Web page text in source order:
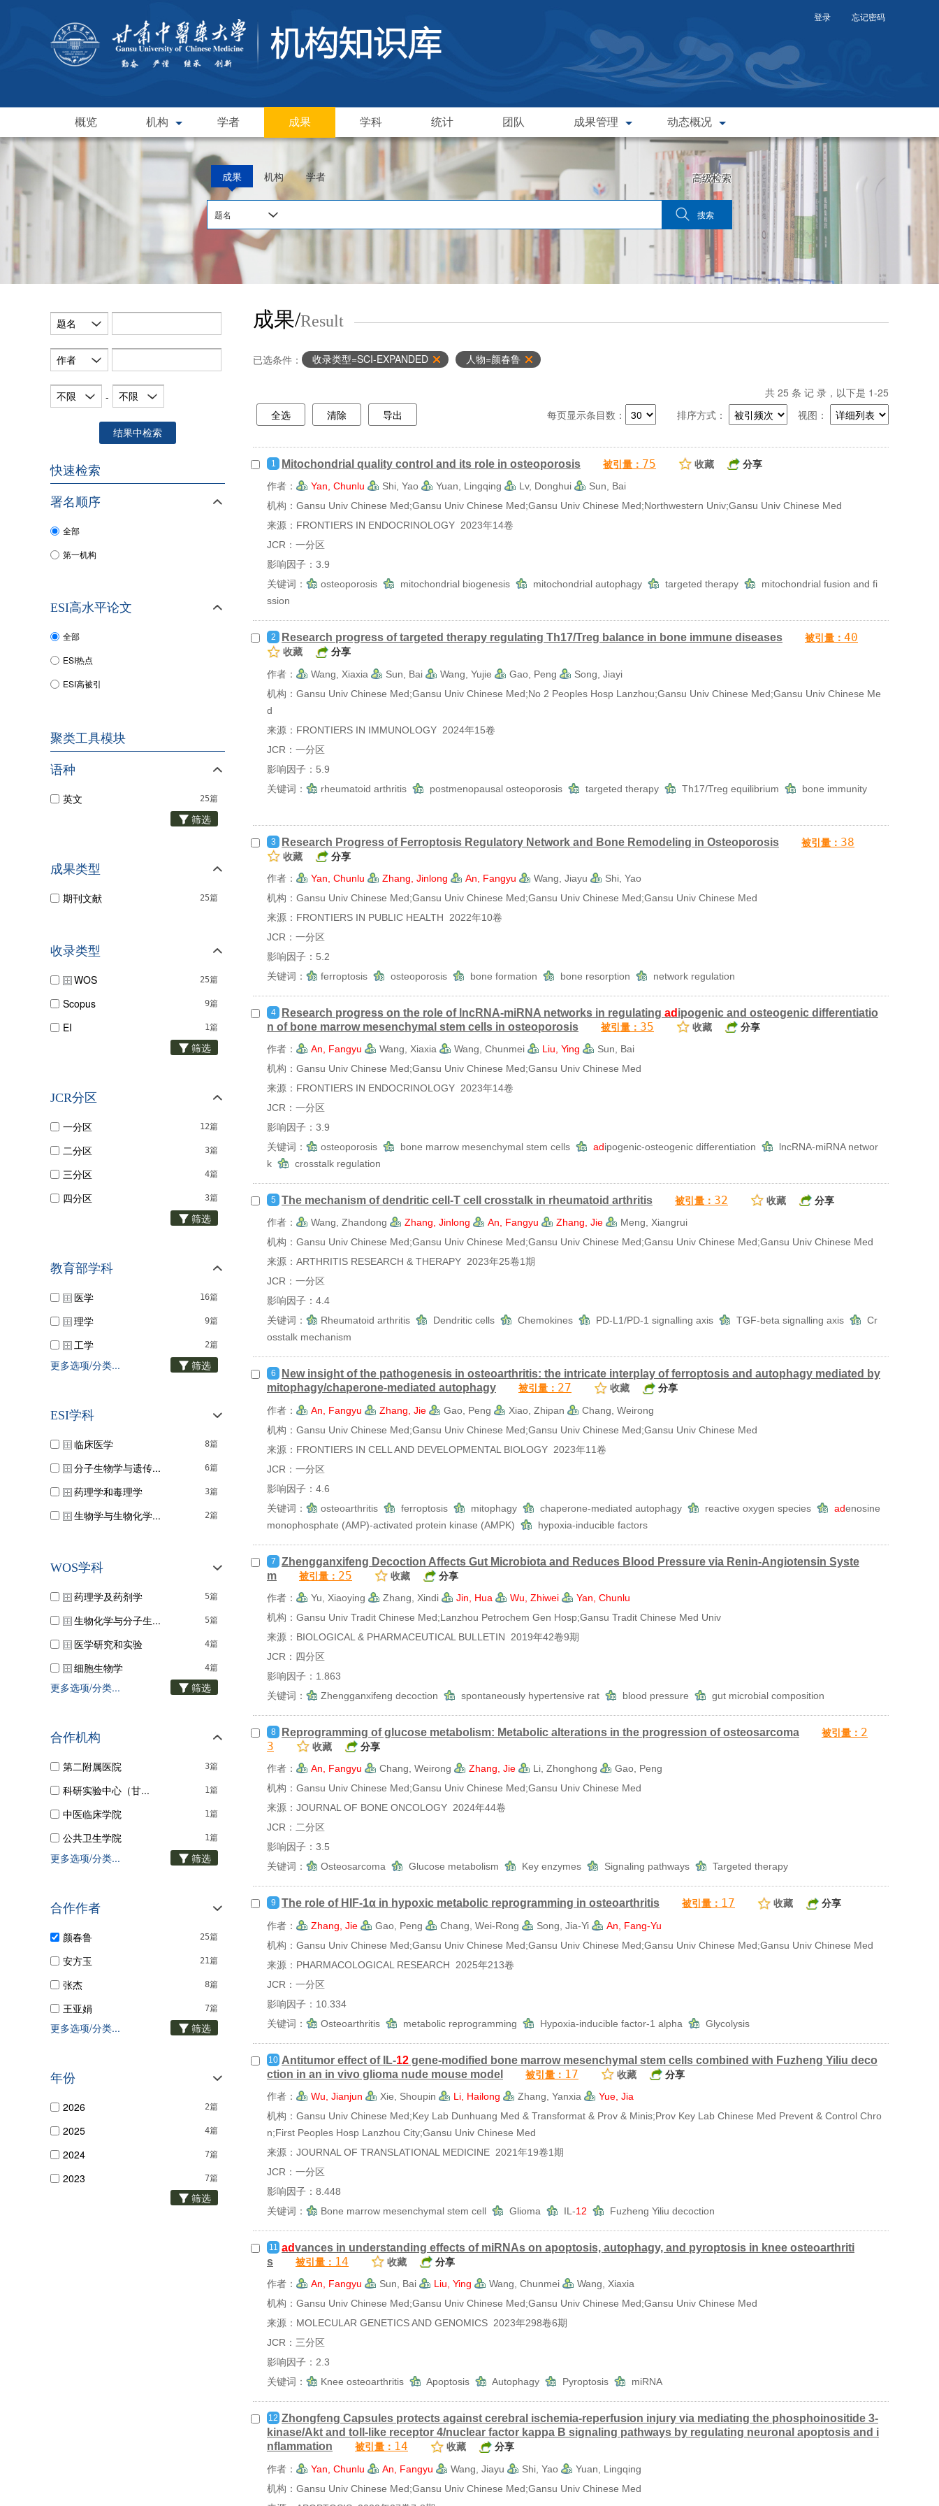
登录 忘记密码
概览 机构 学者 成果 学科 统计 团队 成果管理 动态概况
成果 机构 学者
题名
高级检索
题名
作者
不限 - 不限
结果中检索
快速检索
署名顺序
全部
第一机构
ESI高水平论文
全部
ESI热点
ESI高被引
聚类工具模块
语种
25篇
英文
筛选
成果类型
25篇
期刊文献
收录类型
25篇
WOS
9篇
Scopus
1篇
EI
筛选
JCR分区
12篇
一分区
3篇
二分区
4篇
三分区
3篇
四分区
筛选
教育部学科
16篇
医学
9篇
理学
2篇
工学
更多选项/分类...
筛选
ESI学科
8篇
临床医学
6篇
分子生物学与遗传...
3篇
药理学和毒理学
2篇
生物学与生物化学...
微生物学
WOS学科
5篇
药理学及药剂学
5篇
生物化学与分子生...
4篇
医学研究和实验
4篇
细胞生物学
3篇
免疫学
2篇
生物技术和应用微...
2篇
发育生理学
2篇
内分泌与代谢医学...
2篇
遗传学与遗传
1篇
解剖学与形态学
1篇
微生物学
1篇
风湿病学
化学，多学科
更多选项/分类... 筛选
合作机构
3篇
第二附属医院
1篇
科研实验中心（甘...
1篇
中医临床学院
1篇
公共卫生学院
更多选项/分类...
筛选
合作作者
25篇
颜春鲁
21篇
安方玉
8篇
张杰
7篇
王亚娟
7篇
王玉娟
7篇
王亚军
5篇
王军燕
5篇
刘永琦
5篇
金华
更多选项/分类... 筛选
年份
2篇
2026
4篇
2025
7篇
2024
7篇
2023
2篇
筛选
成果/Result
已选条件： 收录类型=SCI-EXPANDED 人物=颜春鲁
共 25 条 记 录，以下是 1-25
视图：
排序方式：
全选 清除 导出 每页显示条目数：
1 Mitochondrial quality control and its role in osteoporosis 被引量： 75 收藏
分享
作者：
Yan, Chunlu Shi, Yao Yuan, Lingqing Lv, Donghui
Sun, Bai
机构：Gansu Univ Chinese Med;Gansu Univ Chinese Med;Gansu Univ Chinese Med;Northwestern Univ;Gansu Univ Chinese Med
来源：FRONTIERS IN ENDOCRINOLOGY 2023年14卷
JCR：一分区
影响因子：3.9
关键词：
osteoporosis mitochondrial biogenesis mitochondrial autophagy targeted therapy
mitochondrial fusion and fi
ssion
2 Research progress of targeted therapy regulating Th17/Treg balance in bone immune diseases 被引量： 40
收藏
分享
作者：
Wang, Xiaxia Sun, Bai Wang, Yujie Gao, Peng
Song, Jiayi
机构：Gansu Univ Chinese Med;Gansu Univ Chinese Med;No 2 Peoples Hosp Lanzhou;Gansu Univ Chinese Med;Gansu Univ Chinese Me
d
来源：FRONTIERS IN IMMUNOLOGY 2024年15卷
JCR：一分区
影响因子：5.9
关键词：
rheumatoid arthritis postmenopausal osteoporosis targeted therapy Th17/Treg equilibrium bone immunity
3 Research Progress of Ferroptosis Regulatory Network and Bone Remodeling in Osteoporosis 被引量： 38
收藏
分享
作者：
Yan, Chunlu Zhang, Jinlong An, Fangyu Wang, Jiayu
Shi, Yao
机构：Gansu Univ Chinese Med;Gansu Univ Chinese Med;Gansu Univ Chinese Med;Gansu Univ Chinese Med
来源：FRONTIERS IN PUBLIC HEALTH 2022年10卷
JCR：一分区
影响因子：5.2
关键词：
ferroptosis osteoporosis bone formation bone resorption network regulation
4 Research progress on the role of lncRNA-miRNA networks in regulating ad ipogenic and osteogenic differentiatio
n of bone marrow mesenchymal stem cells in osteoporosis
被引量： 35 收藏
分享
作者：
An, Fangyu Wang, Xiaxia Wang, Chunmei Liu, Ying
Sun, Bai
机构：Gansu Univ Chinese Med;Gansu Univ Chinese Med;Gansu Univ Chinese Med
来源：FRONTIERS IN ENDOCRINOLOGY 2023年14卷
JCR：一分区
影响因子：3.9
关键词：
osteoporosis bone marrow mesenchymal stem cells adipogenic-osteogenic differentiation
lncRNA-miRNA networ
k
crosstalk regulation
5 The mechanism of dendritic cell-T cell crosstalk in rheumatoid arthritis 被引量： 32 收藏
分享
作者：
Wang, Zhandong Zhang, Jinlong An, Fangyu Zhang, Jie
Meng, Xiangrui
机构：Gansu Univ Chinese Med;Gansu Univ Chinese Med;Gansu Univ Chinese Med;Gansu Univ Chinese Med;Gansu Univ Chinese Med
来源：ARTHRITIS RESEARCH & THERAPY 2023年25卷1期
JCR：一分区
影响因子：4.4
关键词：
Rheumatoid arthritis Dendritic cells Chemokines PD-L1/PD-1 signalling axis TGF-beta signalling axis
Cr
osstalk mechanism
6
New insight of the pathogenesis in osteoarthritis: the intricate interplay of ferroptosis and autophagy mediated by
mitophagy/chaperone-mediated autophagy
被引量： 27 收藏
分享
作者：
An, Fangyu Zhang, Jie Gao, Peng Xiao, Zhipan
Chang, Weirong
机构：Gansu Univ Chinese Med;Gansu Univ Chinese Med;Gansu Univ Chinese Med;Gansu Univ Chinese Med
来源：FRONTIERS IN CELL AND DEVELOPMENTAL BIOLOGY 2023年11卷
JCR：一分区
影响因子：4.6
关键词：
osteoarthritis ferroptosis mitophagy chaperone-mediated autophagy reactive oxygen species adenosine
monophosphate (AMP)-activated protein kinase (AMPK)
hypoxia-inducible factors
7 Zhengganxifeng Decoction Affects Gut Microbiota and Reduces Blood Pressure via Renin-Angiotensin Syste
m
被引量： 25 收藏
分享
作者：
Yu, Xiaoying Zhang, Xindi Jin, Hua Wu, Zhiwei
Yan, Chunlu
机构：Gansu Univ Tradit Chinese Med;Lanzhou Petrochem Gen Hosp;Gansu Tradit Chinese Med Univ
来源：BIOLOGICAL & PHARMACEUTICAL BULLETIN 2019年42卷9期
JCR：四分区
影响因子：1.863
关键词：
Zhengganxifeng decoction spontaneously hypertensive rat blood pressure gut microbial composition
8 Reprogramming of glucose metabolism: Metabolic alterations in the progression of osteosarcoma 被引量： 2
3
收藏
分享
作者：
An, Fangyu Chang, Weirong Zhang, Jie Li, Zhonghong
Gao, Peng
机构：Gansu Univ Chinese Med;Gansu Univ Chinese Med;Gansu Univ Chinese Med
来源：JOURNAL OF BONE ONCOLOGY 2024年44卷
JCR：二分区
影响因子：3.5
关键词：
Osteosarcoma Glucose metabolism Key enzymes Signaling pathways Targeted therapy
9 The role of HIF-1α in hypoxic metabolic reprogramming in osteoarthritis 被引量： 17 收藏
分享
作者：
Zhang, Jie Gao, Peng Chang, Wei-Rong Song, Jia-Yi
An, Fang-Yu
机构：Gansu Univ Chinese Med;Gansu Univ Chinese Med;Gansu Univ Chinese Med;Gansu Univ Chinese Med;Gansu Univ Chinese Med
来源：PHARMACOLOGICAL RESEARCH 2025年213卷
JCR：一分区
影响因子：10.334
关键词：
Osteoarthritis metabolic reprogramming Hypoxia-inducible factor-1 alpha Glycolysis
10 Antitumor effect of IL-12 gene-modified bone marrow mesenchymal stem cells combined with Fuzheng Yiliu deco
ction in an in vivo glioma nude mouse model
被引量： 17 收藏
分享
作者：
Wu, Jianjun Xie, Shoupin Li, Hailong Zhang, Yanxia
Yue, Jia
机构：Gansu Univ Chinese Med;Key Lab Dunhuang Med & Transformat & Prov & Minis;Prov Key Lab Chinese Med Prevent & Control Chro
n;First Peoples Hosp Lanzhou City;Gansu Univ Chinese Med
来源：JOURNAL OF TRANSLATIONAL MEDICINE 2021年19卷1期
JCR：一分区
影响因子：8.448
关键词：
Bone marrow mesenchymal stem cell Glioma IL-12 Fuzheng Yiliu decoction
11 advances in understanding effects of miRNAs on apoptosis, autophagy, and pyroptosis in knee osteoarthriti
s
被引量： 14 收藏
分享
作者：
An, Fangyu Sun, Bai Liu, Ying Wang, Chunmei
Wang, Xiaxia
机构：Gansu Univ Chinese Med;Gansu Univ Chinese Med;Gansu Univ Chinese Med;Gansu Univ Chinese Med
来源：MOLECULAR GENETICS AND GENOMICS 2023年298卷6期
JCR：三分区
影响因子：2.3
关键词：
Knee osteoarthritis Apoptosis Autophagy Pyroptosis miRNA
12 Zhongfeng Capsules protects against cerebral ischemia-reperfusion injury via mediating the phosphoinositide 3-
kinase/Akt and toll-like receptor 4/nuclear factor kappa B signaling pathways by regulating neuronal apoptosis and i
nflammation
被引量： 14 收藏
分享
作者：
Yan, Chunlu An, Fangyu Wang, Jiayu Shi, Yao
Yuan, Lingqing
机构：Gansu Univ Chinese Med;Gansu Univ Chinese Med;Gansu Univ Chinese Med